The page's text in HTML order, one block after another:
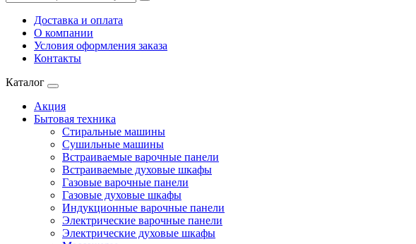
Доставка и оплата
О компании
Условия оформления заказа
Контакты
Каталог
Акция
Бытовая техника
Стиральные машины
Сушильные машины
Встраиваемые варочные панели
Встраиваемые духовые шкафы
Газовые варочные панели
Газовые духовые шкафы
Индукционные варочные панели
Электрические варочные панели
Электрические духовые шкафы